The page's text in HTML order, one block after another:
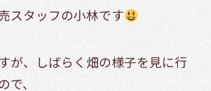
スタッフの小林です
が、しばらく畑の様子を見に行
、